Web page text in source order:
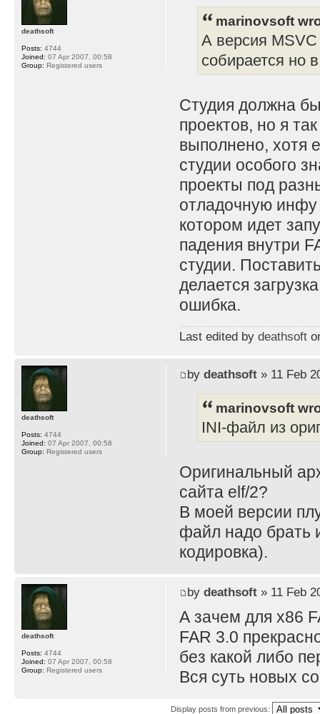
marinovsoft
А версия
собирается но
Студия должна
проектов, но я
выполнено, хотя
студии особого
проекты под
отладочную инфу
котором идет
падения внутри
студии.
делается
ошибка.
Last edited by deathsoft
deathsoft
Posts: 4744
Joined: 07 Apr 2007, 00:58
Group: Registered users
by deathsoft» 11 Feb
marinovsoft
INI-файл из
Оригинальный
сайта elf/2?
В моей версии
файл надо брать
кодировка).
deathsoft
Posts: 4744
Joined: 07 Apr 2007, 00:58
Group: Registered users
by deathsoft» 11 Feb
А зачем для x86
FAR 3.0
без какой либо
Вся суть новых
deathsoft
Posts: 4744
Joined: 07 Apr 2007, 00:58
Group: Registered users
Display posts from previous: